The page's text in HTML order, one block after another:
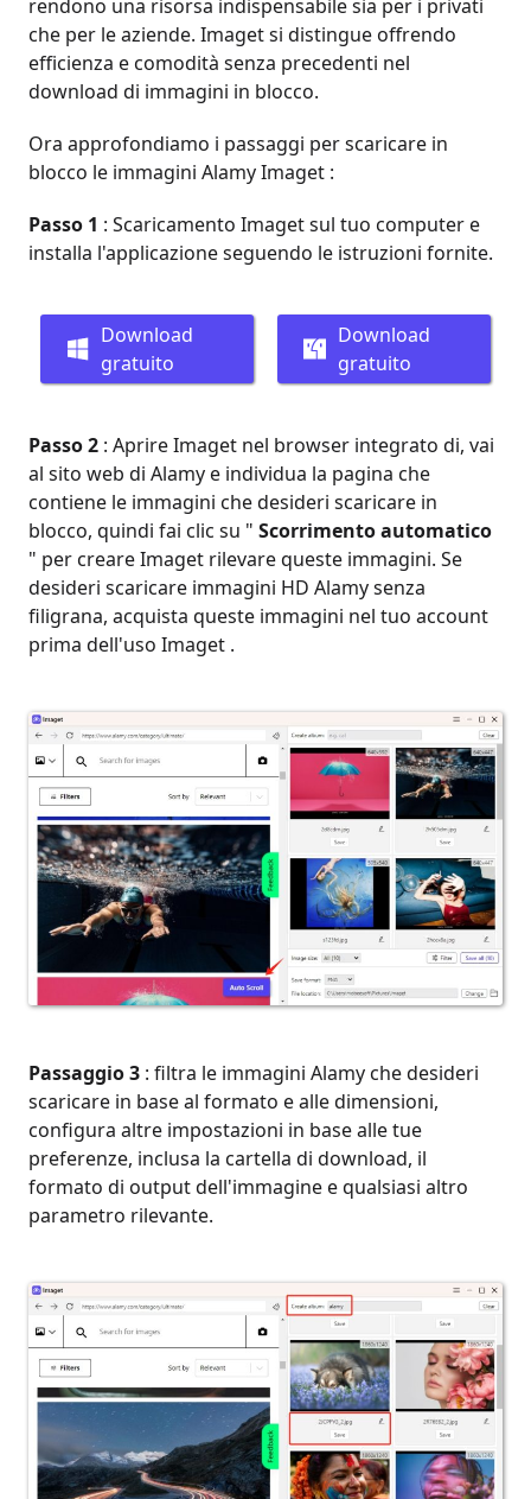
rendono una risorsa indispensabile sia per i privati ​​
che per le aziende. Imaget si distingue offrendo
efficienza e comodità senza precedenti nel
download di immagini in blocco.
Ora approfondiamo i passaggi per scaricare in
blocco le immagini Alamy Imaget :
Passo 1 : Scaricamento Imaget sul tuo computer e
installa l'applicazione seguendo le istruzioni fornite.
Download
gratuito
Download
gratuito
Passo 2 : Aprire Imaget nel browser integrato di, vai
al sito web di Alamy e individua la pagina che
contiene le immagini che desideri scaricare in
blocco, quindi fai clic su " Scorrimento automatico
" per creare Imaget rilevare queste immagini. Se
desideri scaricare immagini HD Alamy senza
filigrana, acquista queste immagini nel tuo account
prima dell'uso Imaget .
Passaggio 3 : filtra le immagini Alamy che desideri
scaricare in base al formato e alle dimensioni,
configura altre impostazioni in base alle tue
preferenze, inclusa la cartella di download, il
formato di output dell'immagine e qualsiasi altro
parametro rilevante.